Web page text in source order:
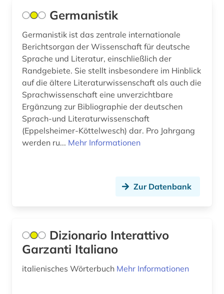
hugo (1)
iberoromanistik (26)
indigenes volk (1)
informationswissenschaft (1)
isländisch (3)
italia (1)
italianistik (20)
kanada (2)
Slowakei (1)
Spanien (13)
Suedamerika (5)
Suedasien (1)
Ukraine (1)
Germanistik
Germanistik ist das zentrale internationale
Berichtsorgan der Wissenschaft für deutsche
Sprache und Literatur, einschließlich der
Randgebiete. Sie stellt insbesondere im Hinblick
auf die ältere Literaturwissenschaft als auch die
Sprachwissenschaft eine unverzichtbare
Ergänzung zur Bibliographie der deutschen
Sprach-und Literaturwissenschaft
(Eppelsheimer-Köttelwesch) dar. Pro Jahrgang
werden ru... Mehr Informationen
Zur Datenbank
Dizionario Interattivo
Garzanti Italiano
italienisches Wörterbuch Mehr Informationen